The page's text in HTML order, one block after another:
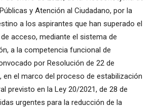
y Atención al Ciudadano, por la
a los aspirantes que han superado el
acceso, mediante el sistema de
a la competencia funcional de
por Resolución de 22 de
en el marco del proceso de estabilización
previsto en la Ley 20/2021, de 28 de
urgentes para la reducción de la